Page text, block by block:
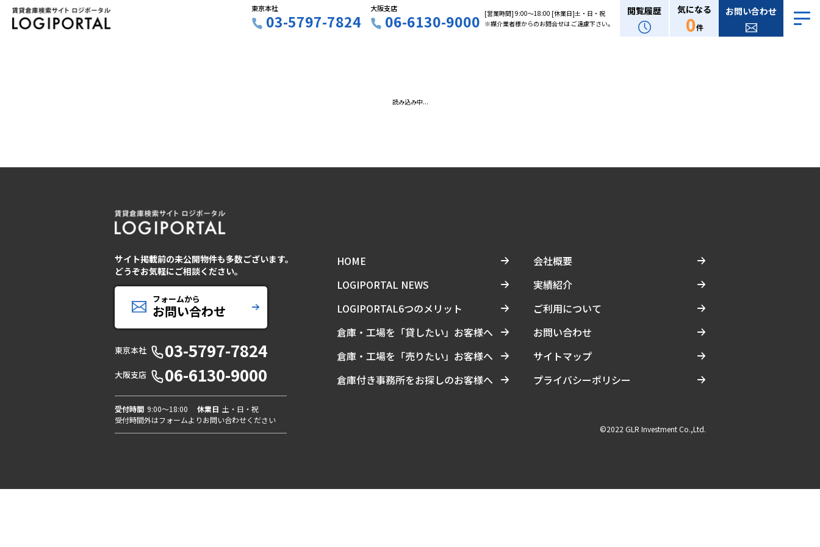
東京本社
03-5797-7824
大阪支店
06-6130-9000 [営業時間] 9:00〜18:00 [休業日]土・日・祝
※媒介業者様からのお問合せは ご遠慮下さい。
閲覧履歴 気になる
0件
お問い合わせ
読み込み中...
サイト掲載前の未公開物件も多数ございます。
どうぞお気軽にご相談ください。
フォームから
お問い合わせ
東京本社 03-5797-7824
大阪支店 06-6130-9000
受付時間 9:00〜18:00 休業日 土・日・祝
受付時間外はフォームよりお問い合わせください
HOME
LOGIPORTAL NEWS
LOGIPORTAL6つのメリット
倉庫・工場を「貸したい」お客様へ
倉庫・工場を「売りたい」お客様へ
倉庫付き事務所をお探しのお客様へ
会社概要
実績紹介
ご利用について
お問い合わせ
サイトマップ
プライバシーポリシー
©2022 GLR Investment Co.,Ltd.